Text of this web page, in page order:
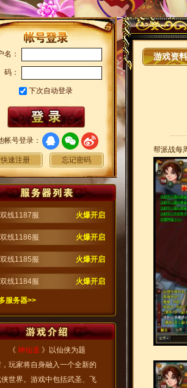
游戏资料
帮派战每
名：
：
下次自动登录
帐号登录：
快速注册 忘记密码
火爆开启
双线1187服
火爆开启
双线1186服
火爆开启
双线1185服
火爆开启
双线1184服
服务器>>
《 神仙道 》以仙侠为题
玩家将自身融入一个全新的
世界。游戏中包括武圣、飞